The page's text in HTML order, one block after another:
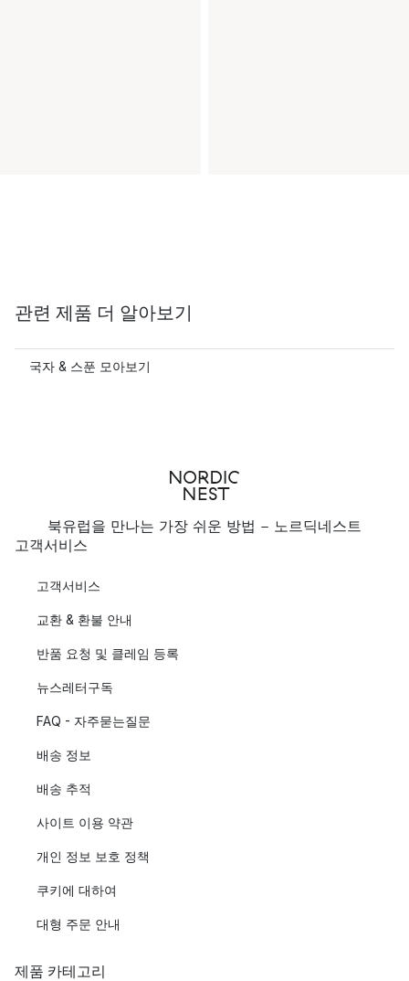
관련 제품 더 알아보기
국자 & 스푼 모아보기
북유럽을 만나는 가장 쉬운 방법 - 노르딕네스트
고객서비스
고객서비스
교환 & 환불 안내
반품 요청 및 클레임 등록
뉴스레터구독
FAQ - 자주묻는질문
배송 정보
배송 추적
사이트 이용 약관
개인 정보 보호 정책
쿠키에 대하여
대형 주문 안내
제품 카테고리